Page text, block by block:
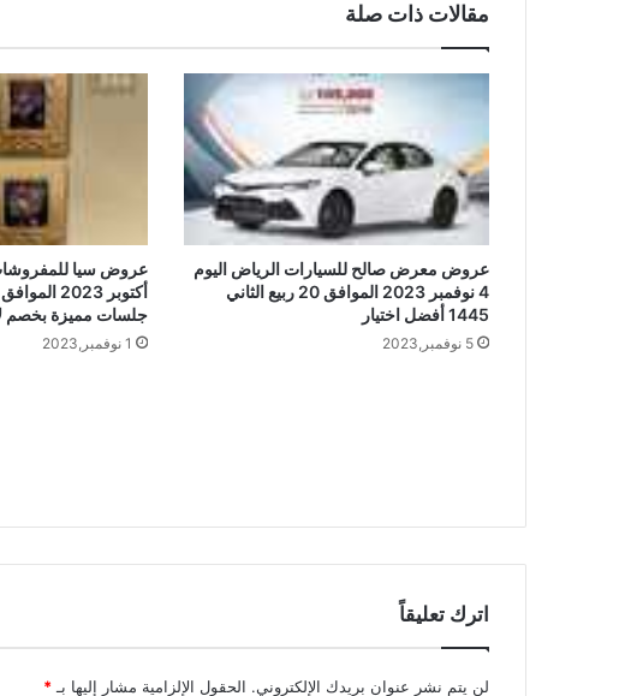
مقالات ذات صلة
عروض معرض صالح للسيارات الرياض اليوم
4 نوفمبر 2023 الموافق 20 ربيع الثاني
1445 أفضل اختيار
5 نوفمبر,2023
جلسات مميزة بخصم
1 نوفمبر,2023
اترك تعليقاً
لن يتم نشر عنوان بريدك الإلكتروني. الحقول الإلزامية مشار إليها بـ *